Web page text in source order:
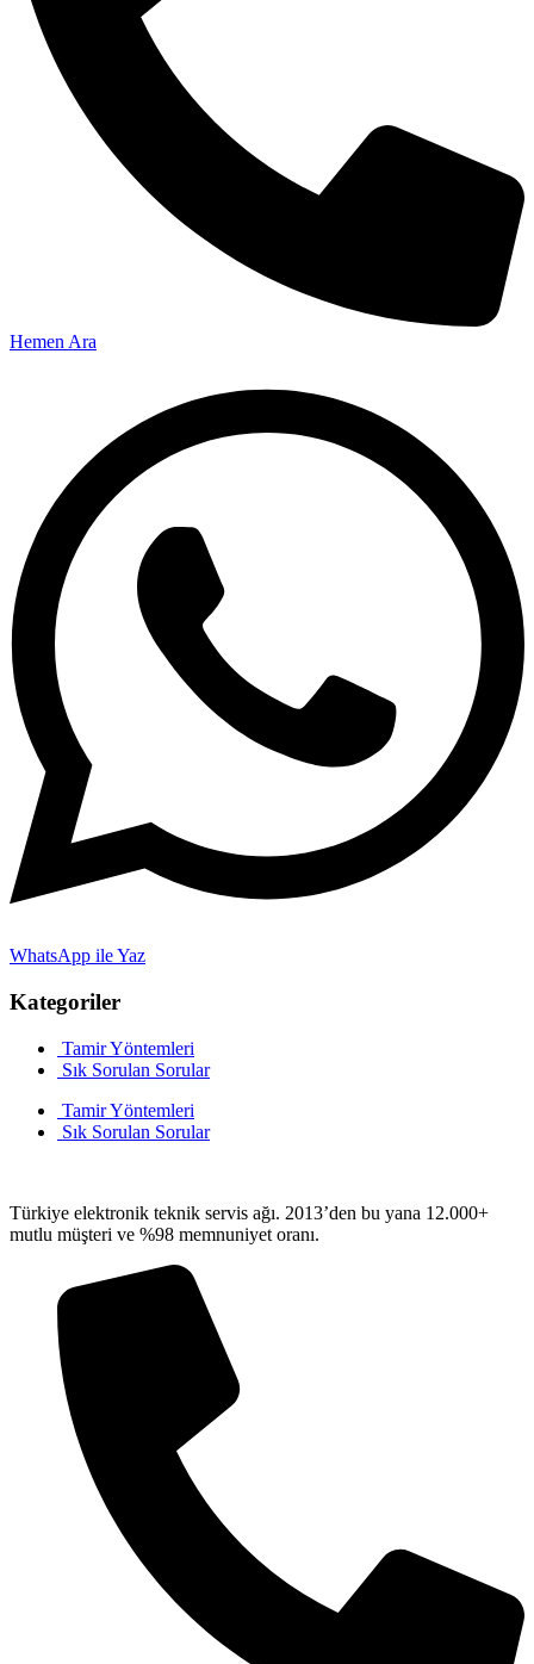
Hemen Ara
WhatsApp ile Yaz
Kategoriler
Tamir Yöntemleri
Sık Sorulan Sorular
Tamir Yöntemleri
Sık Sorulan Sorular
Türkiye elektronik teknik servis ağı. 2013’den bu yana 12.000+
mutlu müşteri ve %98 memnuniyet oranı.